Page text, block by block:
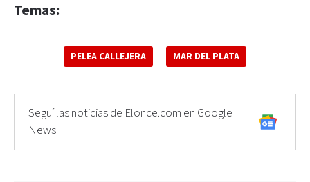
Temas:
PELEA CALLEJERA MAR DEL PLATA
Seguí las noticias de Elonce.com en Google
News